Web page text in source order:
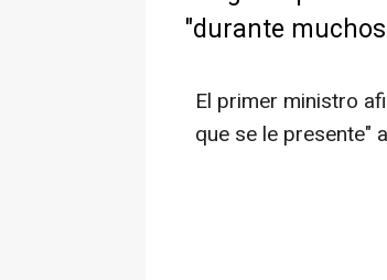
"durante
El primer ministro
que se le presente"